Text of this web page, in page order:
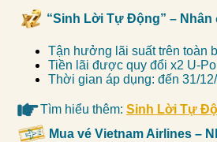
“Sinh Lời Tự Động” –
Tận hưởng lãi suất trên toàn
Tiền lãi được quy đổi x2 U-
Thời gian áp dụng: đến 31/
Tìm hiểu thêm: Sinh Lời Tự
Mua vé Vietnam Airlines –